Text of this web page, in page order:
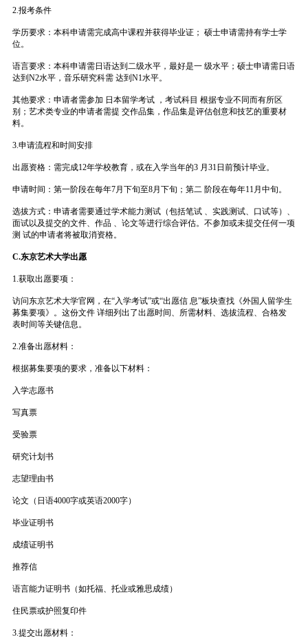
2.报考条件
学历要求：本科申请需完成高中课程并获得毕业证； 硕士申请需持有学士学
位。
语言要求：本科申请需日语达到二级水平，最好是一 级水平；硕士申请需日语
达到N2水平，音乐研究科需 达到N1水平。
其他要求：申请者需参加 日本留学考试 ，考试科目 根据专业不同而有所区
别；艺术类专业的申请者需提 交作品集，作品集是评估创意和技艺的重要材
料。
3.申请流程和时间安排
出愿资格：需完成12年学校教育，或在入学当年的3 月31日前预计毕业。
申请时间：第一阶段在每年7月下旬至8月下旬；第二 阶段在每年11月中旬。
选拔方式：申请者需要通过学术能力测试（包括笔试 、实践测试、口试等）、
面试以及提交的文件、作品 、论文等进行综合评估。不参加或未提交任何一项
测 试的申请者将被取消资格。
C.东京艺术大学出愿
1.获取出愿要项：
访问东京艺术大学官网，在“入学考试”或“出愿信 息”板块查找《外国人留学生
募集要项》。这份文件 详细列出了出愿时间、所需材料、选拔流程、合格发
表时间等关键信息。
2.准备出愿材料：
根据募集要项的要求，准备以下材料：
入学志愿书
写真票
受验票
研究计划书
志望理由书
论文（日语4000字或英语2000字）
毕业证明书
成绩证明书
推荐信
语言能力证明书（如托福、托业或雅思成绩）
住民票或护照复印件
3.提交出愿材料：